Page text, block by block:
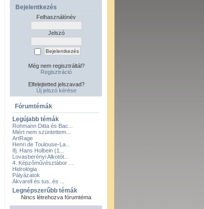
Bejelentkezés
Felhasználónév
Jelszó
Még nem regisztráltál?
Regisztráció
Elfelejtetted jelszavad?
Új jelszó kérése
Fórumtémák
Legújabb témák
Rohmann Ditta és Bac...
Miért nem szüntettem...
ArtRage
Henri de Toulouse-La...
Ifj. Hans Holbein (1...
Lovasberényi Alkotót...
4. Képzőművésztábor ...
Hidrológia
Pályázatok
Akvarell és tus..és ...
Legnépszerűbb témák
Nincs létrehozva fórumtéma